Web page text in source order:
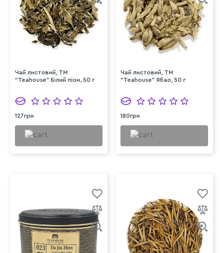
Чай листовий, ТМ
"Teahouse" Білий піон, 50 г
127грн
Чай листовий, ТМ
"Teahouse" Ябао, 50 г
180грн